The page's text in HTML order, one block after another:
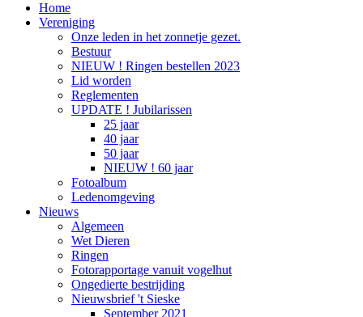
Home
Vereniging
Onze leden in het zonnetje gezet.
Bestuur
NIEUW ! Ringen bestellen 2023
Lid worden
Reglementen
UPDATE ! Jubilarissen
25 jaar
40 jaar
50 jaar
NIEUW ! 60 jaar
Fotoalbum
Ledenomgeving
Nieuws
Algemeen
Wet Dieren
Ringen
Fotorapportage vanuit vogelhut
Ongedierte bestrijding
Nieuwsbrief 't Sieske
September 2021